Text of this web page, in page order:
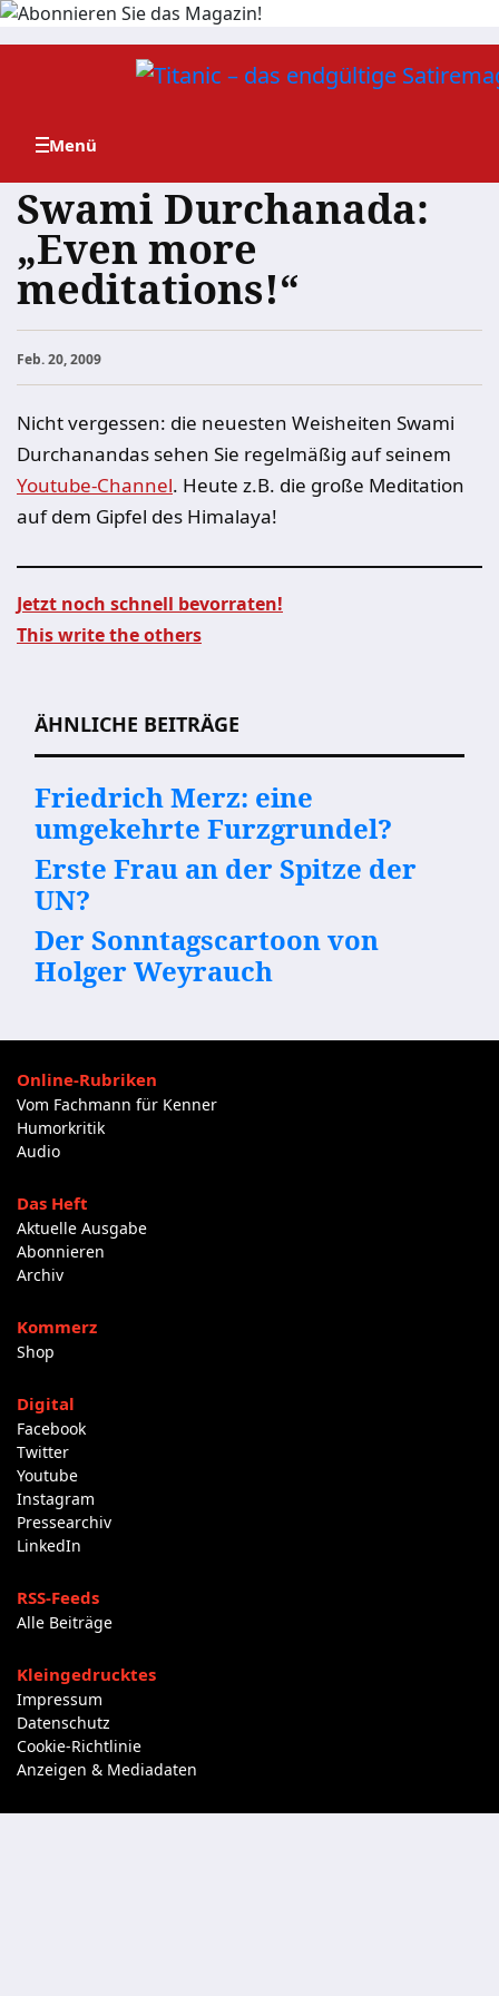
Zum
Swami Durchanada:
„Even more
meditations!“
Feb. 20, 2009
Nicht vergessen: die neuesten Weisheiten Swami
Durchanandas sehen Sie regelmäßig auf seinem
Youtube-Channel. Heute z.B. die große Meditation
auf dem Gipfel des Himalaya!
Jetzt noch schnell bevorraten!
This write the others
ÄHNLICHE BEITRÄGE
Friedrich Merz: eine
umgekehrte Furzgrundel?
Erste Frau an der Spitze der
UN?
Der Sonntagscartoon von
Holger Weyrauch
Online-Rubriken
Vom Fachmann für Kenner
Humorkritik
Audio
Das Heft
Aktuelle Ausgabe
Abonnieren
Archiv
Kommerz
Shop
Digital
Facebook
Twitter
Youtube
Instagram
Pressearchiv
LinkedIn
RSS-Feeds
Alle Beiträge
Kleingedrucktes
Impressum
Datenschutz
Cookie-Richtlinie
Anzeigen & Mediadaten